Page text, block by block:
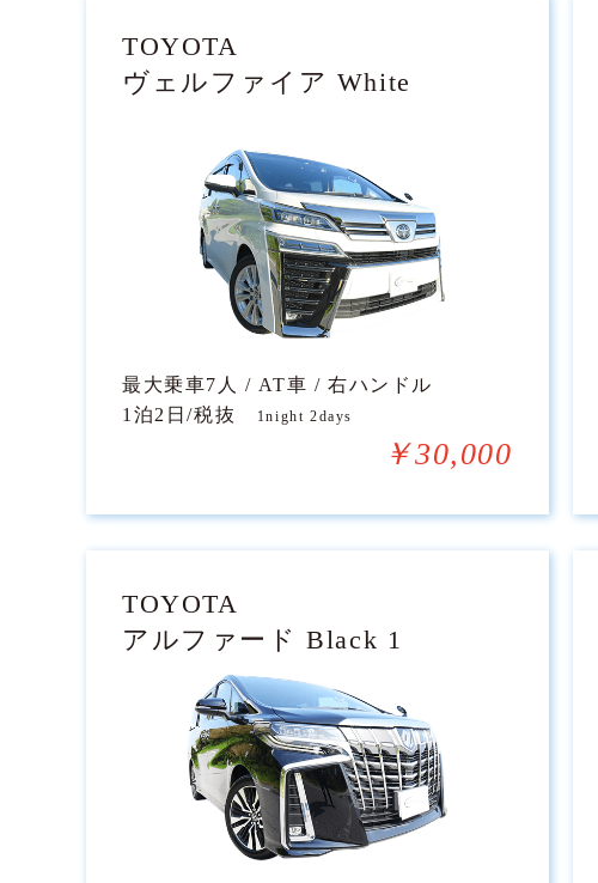
TOYOTA
ヴェルファイア White
最大乗車7人 / AT車 / 右ハンドル
1泊2日/税抜
1night 2days
￥30,000
TOYOTA
アルファード Black 1